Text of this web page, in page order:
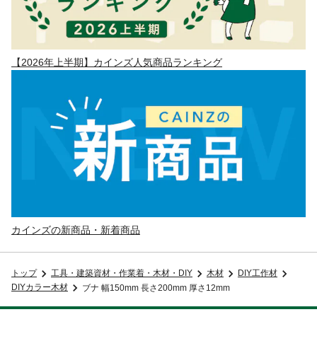
【2026年上半期】カインズ人気商品ランキング
カインズの新商品・新着商品
トップ 工具・建築資材・作業着・木材・DIY 木材
DIY工作材
DIYカラー木材
ブナ 幅150mm 長さ200mm 厚さ12mm